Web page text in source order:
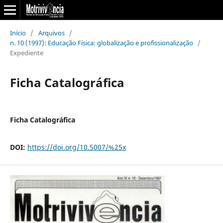
Início / Arquivos /
n. 10 (1997): Educação Física: globalização e profissionalização /
Expediente
Ficha Catalográfica
Ficha Catalográfica
DOI: https://doi.org/10.5007/%25x